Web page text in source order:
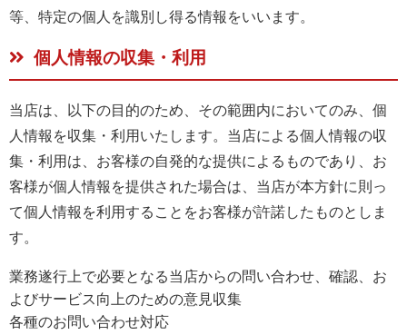
等、特定の個人を識別し得る情報をいいます。
個人情報の収集・利用
当店は、以下の目的のため、その範囲内においてのみ、個
人情報を収集・利用いたします。当店による個人情報の収
集・利用は、お客様の自発的な提供によるものであり、お
客様が個人情報を提供された場合は、当店が本方針に則っ
て個人情報を利用することをお客様が許諾したものとしま
す。
業務遂行上で必要となる当店からの問い合わせ、確認、お
よびサービス向上のための意見収集
各種のお問い合わせ対応